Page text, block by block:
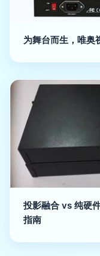
为舞台而生，唯
投影融合 vs 纯硬
指南